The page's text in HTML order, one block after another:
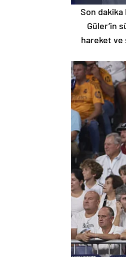
Son dakika
Güler’in
hareket ve